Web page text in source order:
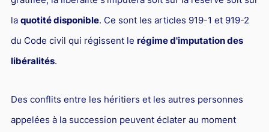
Responsabilité civile
Droit de la réparation et du dommage corporel
Droit du sport
la quotité disponible. Ce sont les articles 919-1 et 919-2
du Code civil qui régissent le régime d'imputation des
libéralités.
Des conflits entre les héritiers et les autres personnes
appelées à la succession peuvent éclater au moment